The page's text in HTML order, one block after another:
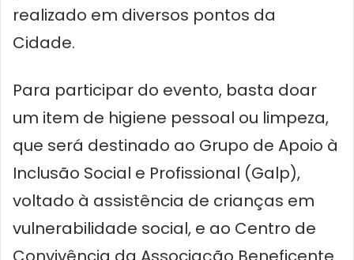
realizado em diversos pontos da
Cidade.
Para participar do evento, basta doar
um item de higiene pessoal ou limpeza,
que será destinado ao Grupo de Apoio à
Inclusão Social e Profissional (Galp),
voltado à assistência de crianças em
vulnerabilidade social, e ao Centro de